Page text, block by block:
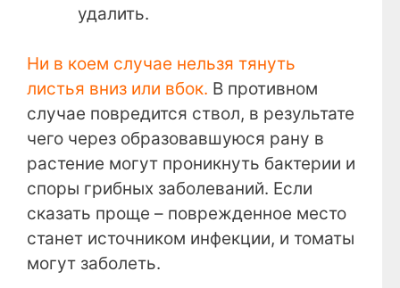
удалить.
Ни в коем случае нельзя тянуть
листья вниз или вбок. В противном
случае повредится ствол, в результате
чего через образовавшуюся рану в
растение могут проникнуть бактерии и
споры грибных заболеваний. Если
сказать проще – поврежденное место
станет источником инфекции, и томаты
могут заболеть.